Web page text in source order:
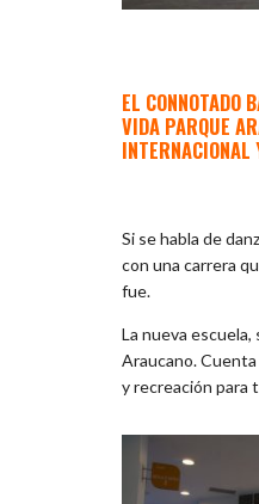
EL CONNOTADO
VIDA PARQUE
Si se habla de
con una carrera
fue.
La nueva
Araucano.
y recreación para